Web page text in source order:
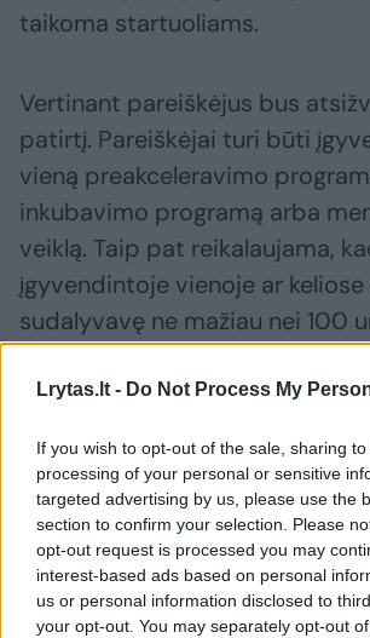
Lrytas.lt - Do Not Process My
If you wish to opt-out of the sale, sharing
processing of your personal or sensitive
targeted advertising by us, please use the
section to confirm your selection. Please
opt-out request is processed you may
interest-based ads based on personal
us or personal information disclosed to
your opt-out. You may separately opt-out
taikoma startuoliams.
Vertinant pareiškėjus bus
patirtį. Pareiškėjai turi būti
vieną preakceleravimo
inkubavimo programą arba
veiklą. Taip pat reikalaujama,
įgyvendintoje vienoje ar
sudalyvavę ne mažiau nei 100
veiklą praėjus vieneriems
procentų.
Kitas vertinimo kriterijus
patalpoms – pareiškėjas arba
projekto įgyvendinimo